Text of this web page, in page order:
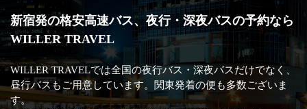
新宿発の格安高速バス、夜行・深夜バスの予約なら
WILLER TRAVEL
WILLER TRAVELでは全国の夜行バス・深夜バスだけでなく、
昼行バスもご用意しています。関東発着の便も多数ございま
す。